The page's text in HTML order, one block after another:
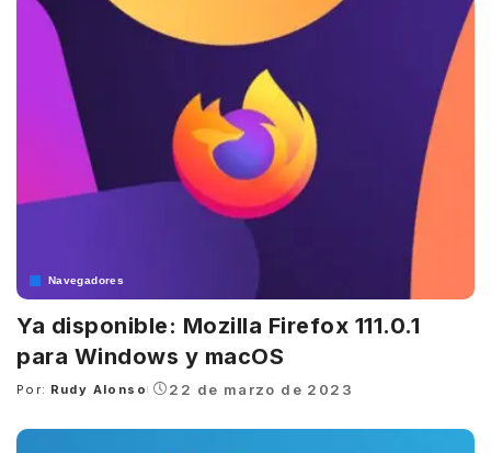
Navegadores
Ya disponible: Mozilla Firefox 111.0.1
para Windows y macOS
Posted
Por: Rudy Alonso 22 de marzo de 2023